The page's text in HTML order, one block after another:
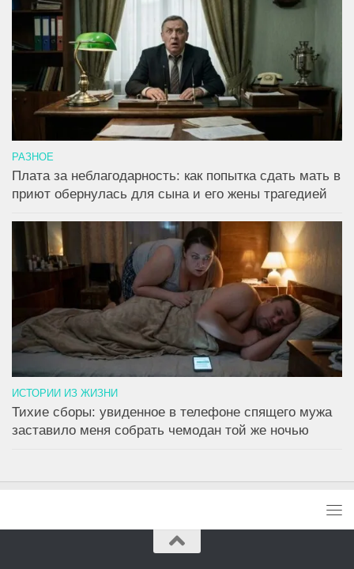
РАЗНОЕ
Плата за неблагодарность: как попытка сдать мать в
приют обернулась для сына и его жены трагедией
ИСТОРИИ ИЗ ЖИЗНИ
Тихие сборы: увиденное в телефоне спящего мужа
заставило меня собрать чемодан той же ночью